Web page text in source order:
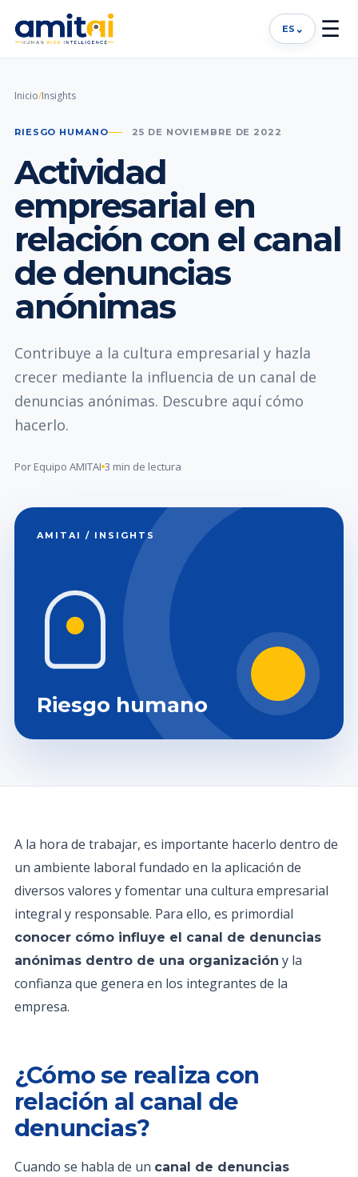
ES ⌄ ☰
Inicio/Insights
RIESGO HUMANO 25 DE NOVIEMBRE DE 2022
Actividad
empresarial en
relación con el canal
de denuncias
anónimas
Contribuye a la cultura empresarial y hazla
crecer mediante la influencia de un canal de
denuncias anónimas. Descubre aquí cómo
hacerlo.
Por Equipo AMITAI 3 min de lectura
AMITAI / INSIGHTS
Riesgo humano
A la hora de trabajar, es importante hacerlo dentro de
un ambiente laboral fundado en la aplicación de
diversos valores y fomentar una cultura empresarial
integral y responsable. Para ello, es primordial
conocer cómo influye el canal de denuncias
anónimas dentro de una organización y la
confianza que genera en los integrantes de la
empresa.
¿Cómo se realiza con
relación al canal de
denuncias?
Cuando se habla de un canal de denuncias